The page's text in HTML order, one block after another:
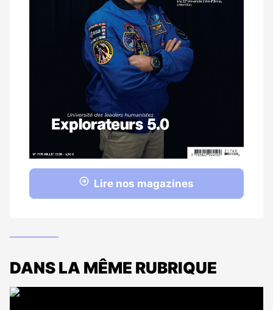
Lire nos magazines
DANS LA MÊME RUBRIQUE